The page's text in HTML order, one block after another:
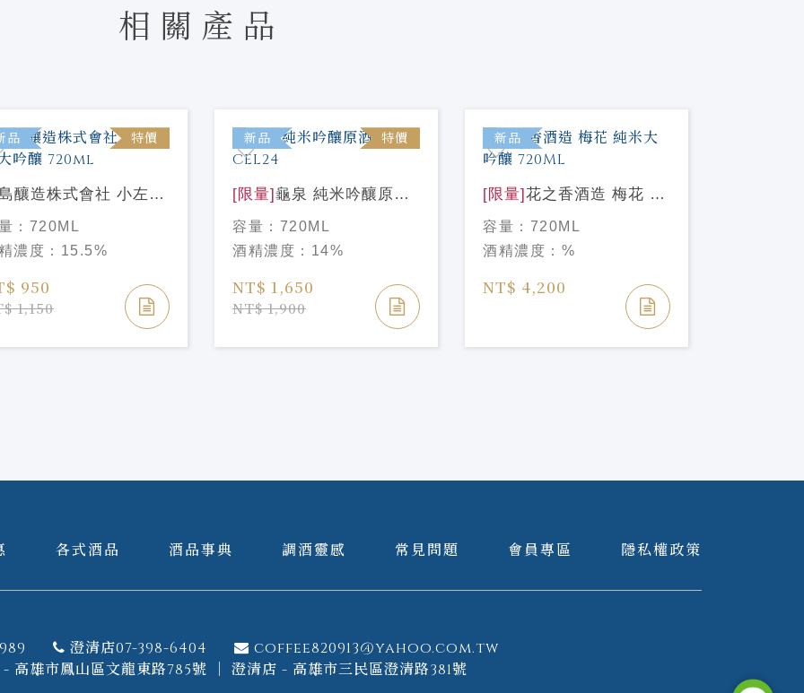
相關產品
品 特價
釀造株式會社 小左衛
吟釀 720ml
： 720ML
濃度： 15.5%
950
1,150
新品 特價
[限量] 龜泉 純米吟釀原酒
CEL24
容量： 720ML
酒精濃度： 14%
NT$ 1,650
NT$ 1,900
新品
[限量] 花之香酒造 梅花 純
米大吟釀 720ML
容量： 720ML
酒精濃度： %
NT$ 4,200
各式酒品 酒品事典 調酒靈感 常見問題 會員專區 隱私權政策
澄清店07-398-6404
coffee820913@yahoo.com.tw
高雄市鳳山區文龍東路785號 ｜ 澄清店 - 高雄市三民區澄清路381號